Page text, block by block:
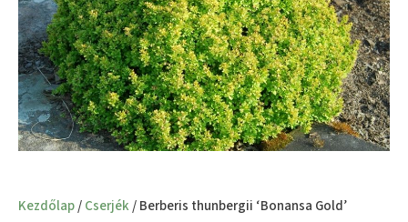
Kezdőlap/Cserjék/ Berberis thunbergii ‘Bonansa Gold’